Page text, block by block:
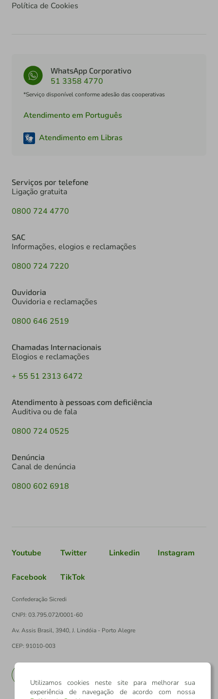
Política de Cookies
WhatsApp Corporativo
51 3358 4770
*Serviço disponível conforme adesão das cooperativas
Atendimento em Português
Atendimento em Libras
Serviços por telefone
Ligação gratuita
0800 724 4770
SAC
Informações, elogios e reclamações
0800 724 7220
Ouvidoria
Ouvidoria e reclamações
0800 646 2519
Chamadas Internacionais
Elogios e reclamações
+ 55 51 2313 6472
Atendimento à pessoas com deficiência
Auditiva ou de fala
0800 724 0525
Denúncia
Canal de denúncia
0800 602 6918
Youtube Twitter Linkedin Instagram
Facebook TikTok
Confederação Sicredi
CNPJ: 03.795.072/0001-60
Av. Assis Brasil, 3940, J. Lindóia - Porto Alegre
CEP: 91010-003
Utilizamos cookies neste site para melhorar sua
experiência de navegação de acordo com nossa